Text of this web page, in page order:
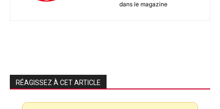
dans le magazine
RÉAGISSEZ À CET ARTICLE